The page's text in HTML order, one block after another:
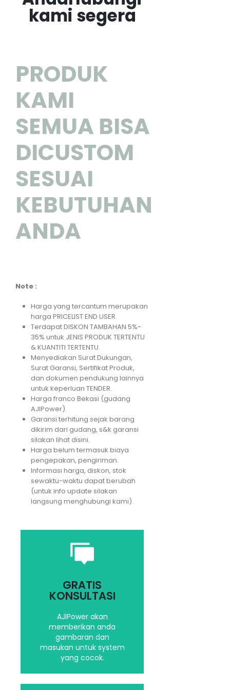
kami segera
PRODUK
KAMI
SEMUA BISA
DICUSTOM
SESUAI
KEBUTUHAN
ANDA
Note :
Harga yang tercantum merupakan
harga PRICELIST END USER.
Terdapat DISKON TAMBAHAN 5%-
35% untuk JENIS PRODUK TERTENTU
& KUANTITI TERTENTU.
Menyediakan Surat Dukungan,
Surat Garansi, Sertifikat Produk,
dan dokumen pendukung lainnya
untuk keperluan TENDER.
Harga franco Bekasi (gudang
AJIPower).
Garansi terhitung sejak barang
dikirim dari gudang, s&k garansi
silakan lihat disini.
Harga belum termasuk biaya
pengepakan, pengiriman.
Informasi harga, diskon, stok
sewaktu-waktu dapat berubah
(untuk info update silakan
langsung menghubungi kami).
GRATIS
KONSULTASI
AJIPower akan
memberikan anda
gambaran dan
masukan untuk system
yang cocok.
yang terbaik untuk
kebutuhan Anda
Hubungi kami